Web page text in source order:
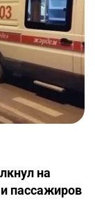
на
пассажиров